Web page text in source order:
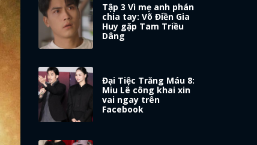
Tập 3 Vì mẹ anh phán
chia tay: Võ Điền Gia
Huy gặp Tam Triều
Dâng
Đại Tiệc Trăng Máu 8:
Miu Lê công khai xin
vai ngay trên
Facebook